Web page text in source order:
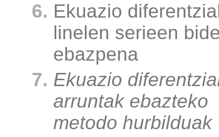
Ekuazio
linelen serieen
ebazpena
Ekuazio
arruntak ebazteko
metodo hurbilduak